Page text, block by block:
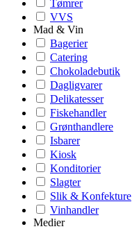
Tømrer
VVS
Mad & Vin
Bagerier
Catering
Chokoladebutik
Dagligvarer
Delikatesser
Fiskehandler
Grønthandlere
Isbarer
Kiosk
Konditorier
Slagter
Slik & Konfekture
Vinhandler
Medier